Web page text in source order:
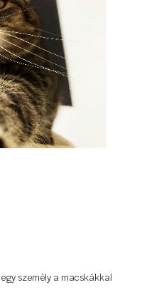
az a terület, ahonnan az
érdekében. Különleges
vélik, de egyelőre ezt az
azt sem, hogy a sokoke
Bár valóban igen vad és
tesztek nem igazolták ezt a
rokonságban áll egy szigetlakó
található.
személy a macskákkal